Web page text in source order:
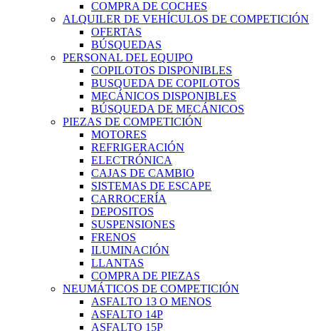
COMPRA DE COCHES
ALQUILER DE VEHÍCULOS DE COMPETICIÓN
OFERTAS
BÚSQUEDAS
PERSONAL DEL EQUIPO
COPILOTOS DISPONIBLES
BUSQUEDA DE COPILOTOS
MECÁNICOS DISPONIBLES
BÚSQUEDA DE MECÁNICOS
PIEZAS DE COMPETICIÓN
MOTORES
REFRIGERACIÓN
ELECTRÓNICA
CAJAS DE CAMBIO
SISTEMAS DE ESCAPE
CARROCERÍA
DEPOSITOS
SUSPENSIONES
FRENOS
ILUMINACIÓN
LLANTAS
COMPRA DE PIEZAS
NEUMÁTICOS DE COMPETICIÓN
ASFALTO 13 O MENOS
ASFALTO 14P
ASFALTO 15P